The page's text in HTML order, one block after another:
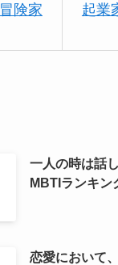
冒険家
起業
一人の時は話
MBTIランキン
恋愛において